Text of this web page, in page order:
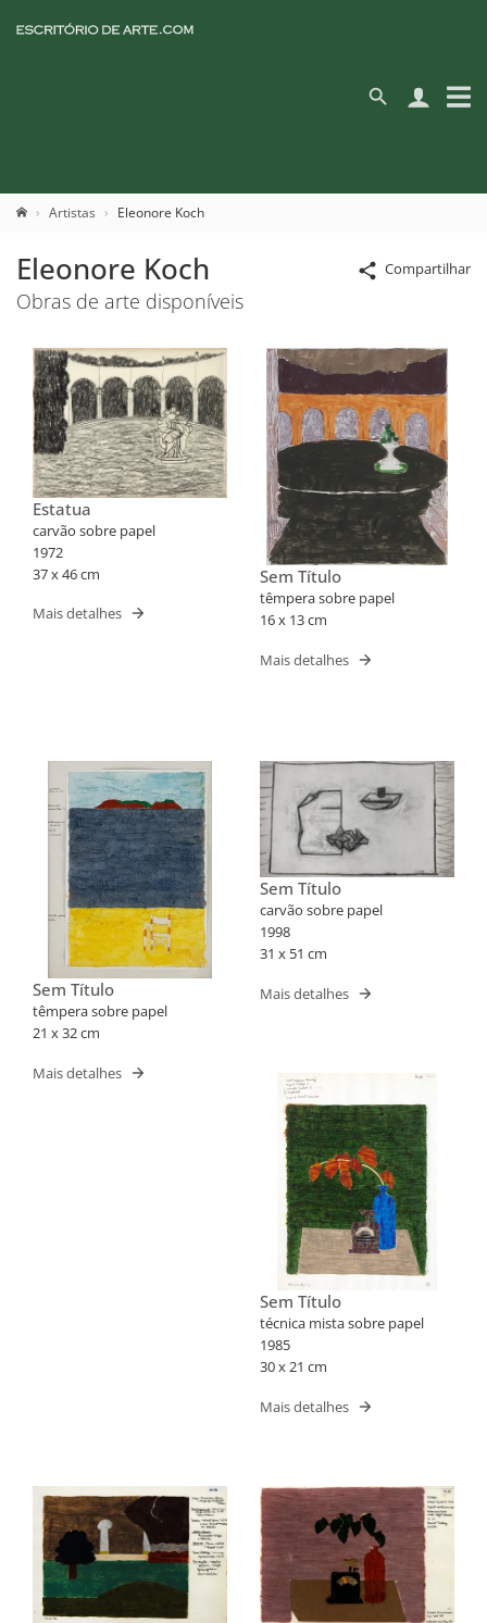
Artistas Eleonore Koch
Compartilhar
Eleonore Koch
Obras de arte disponíveis
Estatua
carvão sobre papel
1972
37 x 46 cm
Mais detalhes
Sem Título
têmpera sobre papel
16 x 13 cm
Mais detalhes
Sem Título
têmpera sobre papel
21 x 32 cm
Mais detalhes
Sem Título
carvão sobre papel
1998
31 x 51 cm
Mais detalhes
Sem Título
técnica mista sobre papel
1985
30 x 21 cm
Mais detalhes